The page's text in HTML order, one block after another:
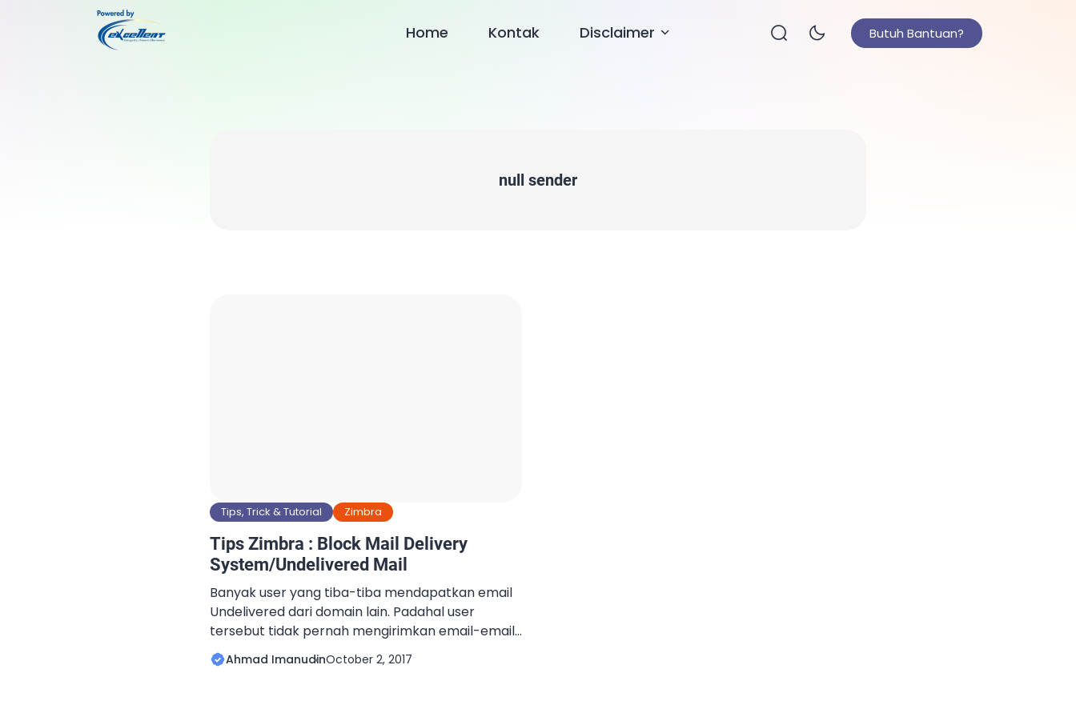
Home Kontak Disclaimer Butuh Bantuan?
null sender
Tips, Trick & Tutorial Zimbra
Tips Zimbra : Block Mail Delivery
System/Undelivered Mail
Banyak user yang tiba-tiba mendapatkan email
Undelivered dari domain lain. Padahal user
tersebut tidak pernah mengirimkan email-email
tersebut. Fenomena tersebut dinamakan
backscatter. Kenapa hal tersebut bisa terjadi? –
Ahmad ImanudinOctober 2, 2017